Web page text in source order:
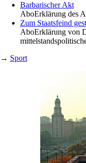
Barbarischer Akt
AboErklärung des
Zum Staatsfeind
AboErklärung von
→ Sport